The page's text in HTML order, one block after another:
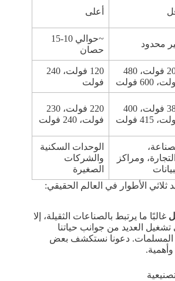
أعلى
محدود
~حوالي 10-15
حصان
208 فولت، 480
600 فولت
120 فولت، 240
فولت
380 فولت، 400
415 فولت
220 فولت، 230
فولت، 240 فولت
ومراكز
الوحدات السكنية
والشركات
الصغيرة
ثلاثي الأطوار في العالم الحقيقي:
غالبًا ما يرتبط بالصناعات الثقيلة، إلا
تشغيل العديد من جوانب حياتنا
من المسلمات. دعونا نستكشف بعض
وأهمية.